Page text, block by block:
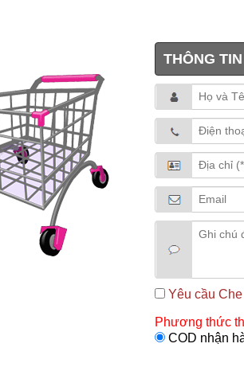
THÔNG
Yêu cầu
Phương thức
COD nhận